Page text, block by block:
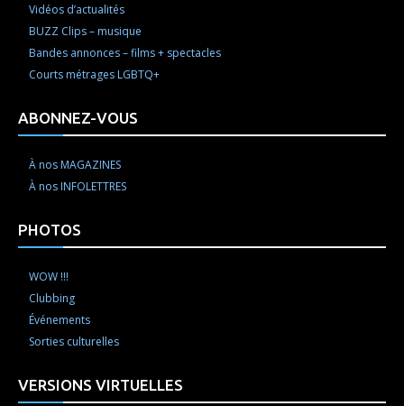
Vidéos d’actualités
BUZZ Clips – musique
Bandes annonces – films + spectacles
Courts métrages LGBTQ+
ABONNEZ-VOUS
À nos MAGAZINES
À nos INFOLETTRES
PHOTOS
WOW !!!
Clubbing
Événements
Sorties culturelles
VERSIONS VIRTUELLES